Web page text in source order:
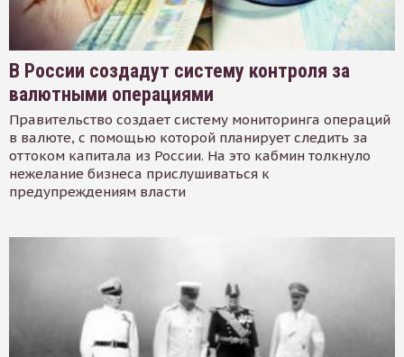
В России создадут систему контроля за
валютными операциями
Правительство создает систему мониторинга операций
в валюте, с помощью которой планирует следить за
оттоком капитала из России. На это кабмин толкнуло
нежелание бизнеса прислушиваться к
предупреждениям власти